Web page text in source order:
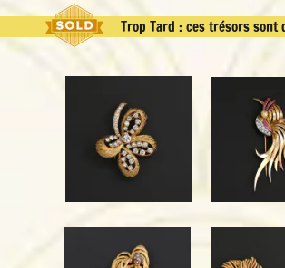
Trop Tard : ces trésors sont